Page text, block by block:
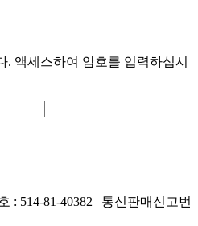
. 액세스하여 암호를 입력하십시
: 514-81-40382 | 통신판매신고번